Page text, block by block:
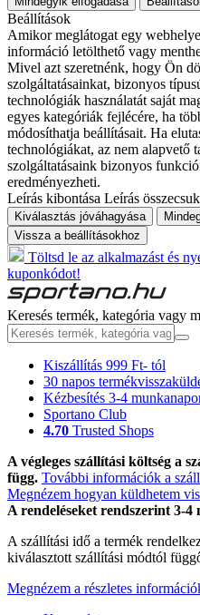
Beállítások
Amikor meglátogat egy
információ letölthető vagy
Mivel azt szeretnénk, hogy Ön
szolgáltatásainkat, bizonyos
technológiák használatát saját
egyes kategóriák fejlécére, ha
módosíthatja beállításait. Ha
technológiákat, az nem alapvető
szolgáltatásaink bizonyos
eredményezheti.
Leírás kibontása Leírás
Kiválasztás jóváhagyása
Vissza a beállításokhoz
Töltsd le az alkalmazást és
kuponkódot!
Keresés termék, kategória vagy
Kiszállítás 999 Ft- tól
30 napos
Kézbesítés 3-4
Sportano Club
4.70 Trusted Shops
A végleges szállítási költség a
függ. További információk a
Megnézem hogyan küldhetem
A rendeléseket rendszerint 3-
A szállítási idő a termék
kiválasztott szállítási módtól
Megnézem a részletes